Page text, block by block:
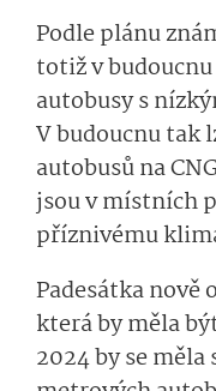
Podle plánu
totiž v
autobusy s
V budoucnu tak
autobusů na
jsou v místních
příznivému
Padesátka nově
která by měla
2024 by se